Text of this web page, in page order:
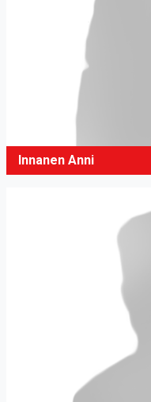
Innanen Anni